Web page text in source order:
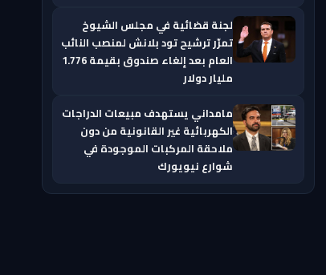
لجنة قضائية في مجلس الشيوخ
تمرّر ترشيح تود بلانش لمنصب النائب
العام بعد إلغاء صندوق بقيمة 1.776
مليار دولار
مامداني يستهدف مبيعات الدراجات
الكهربائية غير القانونية من دون
ملاحقة المركبات الموجودة في
شوارع نيويورك